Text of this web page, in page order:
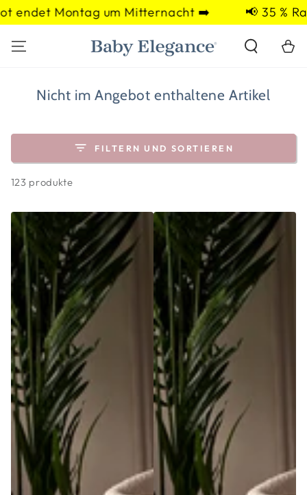
ZUM INHALT
SPRINGENum Mitternacht ➡️ 📢 35 % Rabatt auf
Kollektion:
Nicht im Angebot enthaltene Artikel
FILTERN UND SORTIEREN
123 produkte